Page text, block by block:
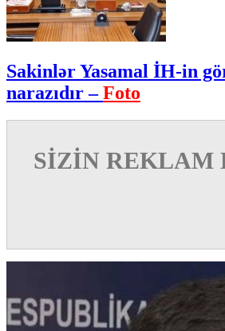
Sakinlər Yasamal İH-in
narazıdır –Foto
SİZİN REKLAM